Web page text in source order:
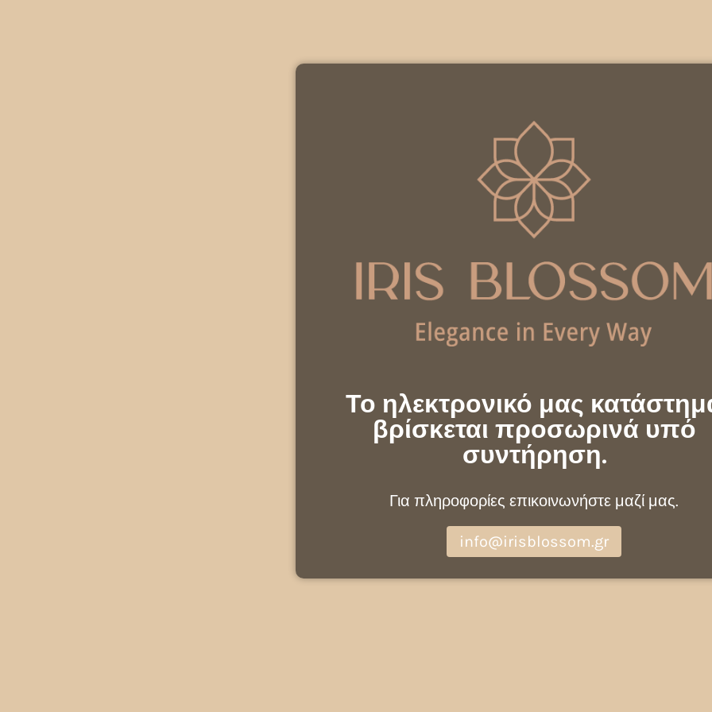
Το ηλεκτρονικό μας
βρίσκεται προσωρινά υπό
συντήρηση.
Για πληροφορίες επικοινωνήστε μαζί μας.
info@irisblossom.gr